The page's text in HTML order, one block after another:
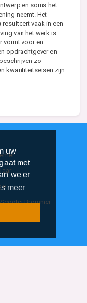
uw
met
we er
meer
en soms het
neemt. Het
vaak in een
van het werk is
vormt voor en
opdrachtgever en
zo
kwantiteitseisen zijn
Brommer